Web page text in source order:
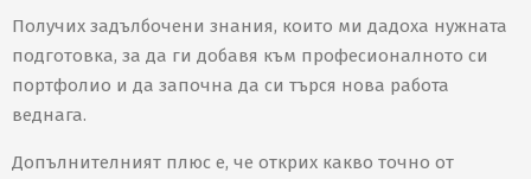
Получих задълбочени знания, които ми дадоха нужната
подготовка, за да ги добавя към професионалното си
портфолио и да започна да си търся нова работа
веднага.
Допълнителният плюс е, че открих какво точно от